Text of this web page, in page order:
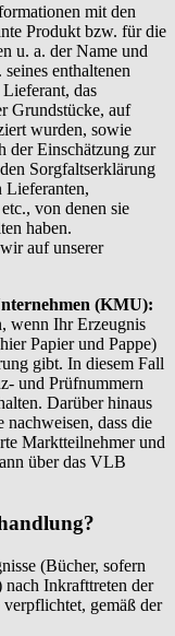
mit den
Produkt bzw. für die
u. a. der Name und
enthaltenen
das
Grundstücke, auf
wurden, sowie
der Einschätzung zur
Sorgfaltserklärung
Lieferanten,
von denen sie
haben.
auf unserer
(KMU):
wenn Ihr Erzeugnis
Papier und Pappe)
gibt. In diesem Fall
und Prüfnummern
Darüber hinaus
dass die
Marktteilnehmer und
über das VLB
(Bücher, sofern
Inkrafttreten der
gemäß der